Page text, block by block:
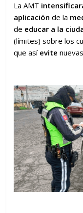
La AMT
aplicación de la
de educar a la
(límites) sobre los
que así evite